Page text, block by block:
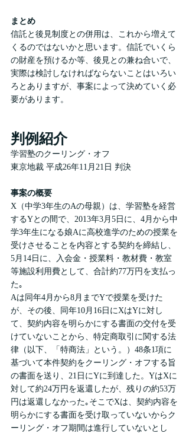
まとめ
信託と後見制度との併用は、これから増えて
くるのではないかと思います。信託でいくら
の財産を預けるか等、後見との兼ね合いで、
実際は検討しなければならないことはいろい
ろとありますが、事案によって決めていく必
要があります。
判例紹介
学習塾のクーリング・オフ
東京地裁 平成26年11月21日 判決
事案の概要
X（中学3年生のAの母親）は、学習塾を経営
するYとの間で、2013年3月5日に、4月から中
学3年生になる娘Aに高校進学のための授業を
受けさせることを内容とする契約を締結し、
5月14日に、入会金・授業料・教材費・教室
等施設利用費として、合計約77万円を支払っ
た｡
Aは同年4月から8月までYで授業を受けた
が、その後、同年10月16日にXはYに対し
て、契約内容を明らかにする書面の交付を受
けていないことから、特定商取引に関する法
律（以下、「特商法」という。）48条1項に
基づいて本件契約をクーリング・オフする旨
の書面を送り、21日にYに到達した。YはXに
対して約24万円を返還したが、残りの約53万
円は返還しなかった｡そこでXは、契約内容を
明らかにする書面を受け取っていないからク
ーリング・オフ期間は進行していないとし